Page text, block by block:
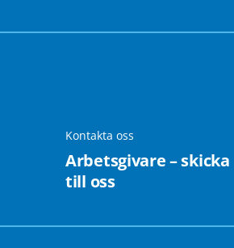
Kontakta oss
Arbetsgivare –
till oss